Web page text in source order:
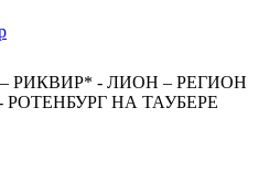
РИКВИР* - ЛИОН – РЕГИОН
НА ТАУБЕРЕ